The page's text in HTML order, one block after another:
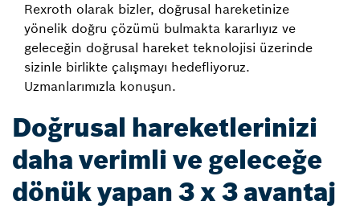
Rexroth olarak bizler, doğrusal hareketinize
yönelik doğru çözümü bulmakta kararlıyız ve
geleceğin doğrusal hareket teknolojisi üzerinde
sizinle birlikte çalışmayı hedefliyoruz.
Uzmanlarımızla konuşun.
Doğrusal hareketlerinizi
daha verimli ve geleceğe
dönük yapan 3 x 3 avantaj